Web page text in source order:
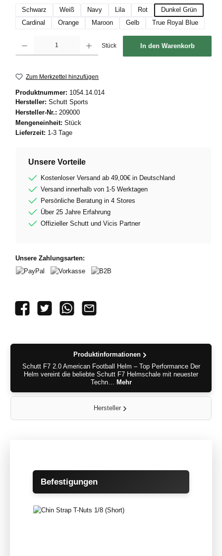
Schwarz
Weiß Navy Lila Rot
Dunkel Grün
Cardinal
Orange Maroon Gelb True Royal Blue
Stück In den Warenkorb
Zum Merkzettel hinzufügen
Produktnummer: 1054.14.014
Hersteller: Schutt Sports
Hersteller-Nr.: 209000
Mengeneinheit: Stück
Lieferzeit: 1-3 Tage
Unsere Vorteile
Kostenloser Versand ab 49,00€ in Deutschland
Versand innerhalb von 1-5 Werktagen
Persönliche Beratung in 4 Stores
Über 25 Jahre Erfahrung
Offizieller Schutt und Vicis Partner
Unsere Zahlungsarten:
Produktinformationen
Schutt F7 2.0 American Football Helm – Top Performance Der
Helm vereint die beliebte Schutt F7 Helmschale mit neuester
Techn… Mehr
Hersteller
Produktgalerie überspringen
Befestigungen